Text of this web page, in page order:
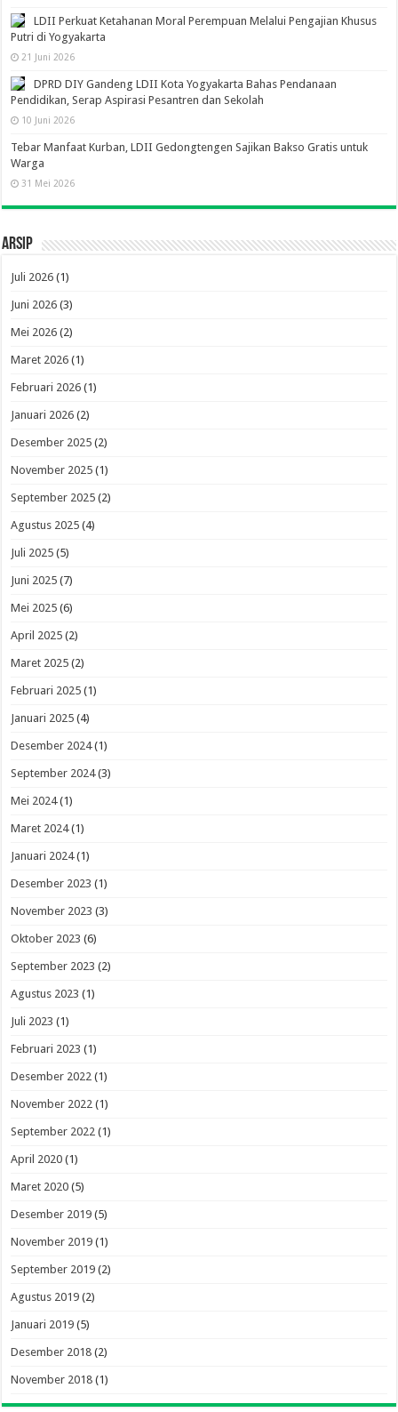
LDII Perkuat Ketahanan Moral Perempuan Melalui Pengajian Khusus
Putri di Yogyakarta
21 Juni 2026
DPRD DIY Gandeng LDII Kota Yogyakarta Bahas Pendanaan
Pendidikan, Serap Aspirasi Pesantren dan Sekolah
10 Juni 2026
Tebar Manfaat Kurban, LDII Gedongtengen Sajikan Bakso Gratis untuk
Warga
31 Mei 2026
Arsip
Juli 2026 (1)
Juni 2026 (3)
Mei 2026 (2)
Maret 2026 (1)
Februari 2026 (1)
Januari 2026 (2)
Desember 2025 (2)
November 2025 (1)
September 2025 (2)
Agustus 2025 (4)
Juli 2025 (5)
Juni 2025 (7)
Mei 2025 (6)
April 2025 (2)
Maret 2025 (2)
Februari 2025 (1)
Januari 2025 (4)
Desember 2024(1)
September 2024(3)
Mei 2024(1)
Maret 2024(1)
Januari 2024(1)
Desember 2023 (1)
November 2023 (3)
Oktober 2023 (6)
September 2023 (2)
Agustus 2023 (1)
Juli 2023 (1)
Februari 2023 (1)
Desember 2022 (1)
November 2022 (1)
September 2022 (1)
April 2020 (1)
Maret 2020 (5)
Desember 2019 (5)
November 2019 (1)
September 2019 (2)
Agustus 2019 (2)
Januari 2019 (5)
Desember 2018 (2)
November 2018 (1)